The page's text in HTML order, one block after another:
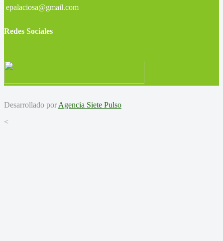
epalaciosa@gmail.com
Redes Sociales
Desarrollado por Agencia Siete Pulso
<